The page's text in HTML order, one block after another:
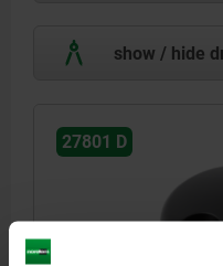
show / hide
27801 D